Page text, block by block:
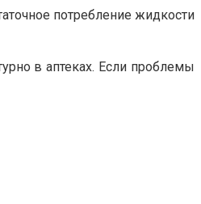
потребление жидкости
в аптеках. Если проблемы